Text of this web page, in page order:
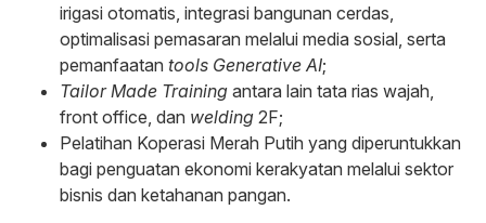
irigasi otomatis, integrasi bangunan cerdas,
optimalisasi pemasaran melalui media sosial, serta
pemanfaatan tools Generative AI;
Tailor Made Training antara lain tata rias wajah,
front office, dan welding 2F;
Pelatihan Koperasi Merah Putih yang diperuntukkan
bagi penguatan ekonomi kerakyatan melalui sektor
bisnis dan ketahanan pangan.